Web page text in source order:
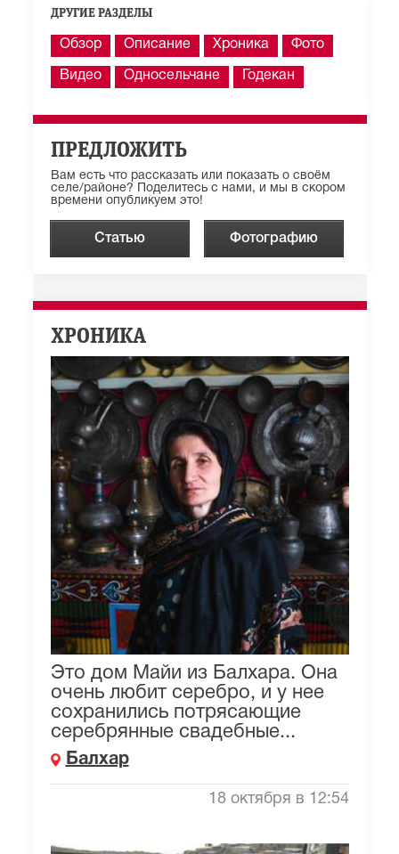
ДРУГИЕ РАЗДЕЛЫ
Обзор Описание Хроника Фото
Видео Односельчане Годекан
ПРЕДЛОЖИТЬ
Вам есть что рассказать или показать о своём
селе/районе? Поделитесь с нами, и мы в скором
времени опубликуем это!
Статью Фотографию
ХРОНИКА
Это дом Майи из Балхара. Она
очень любит серебро, и у нее
сохранились потрясающие
серебрянные свадебные...
Балхар
18 октября в 12:54